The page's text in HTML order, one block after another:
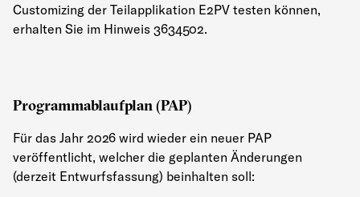
Customizing der Teilapplikation E2PV testen können,
erhalten Sie im Hinweis 3634502.
Programmablaufplan (PAP)
Für das Jahr 2026 wird wieder ein neuer PAP
veröffentlicht, welcher die geplanten Änderungen
(derzeit Entwurfsfassung) beinhalten soll: